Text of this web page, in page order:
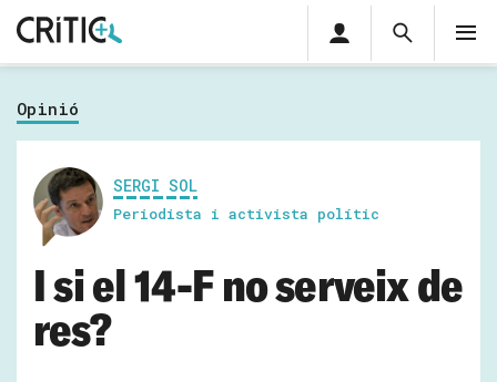
Cerca
Cerca
privada
Inicia sessió
Opinió
SERGI SOL
Periodista i activista polític
I si el 14-F no serveix de
res?